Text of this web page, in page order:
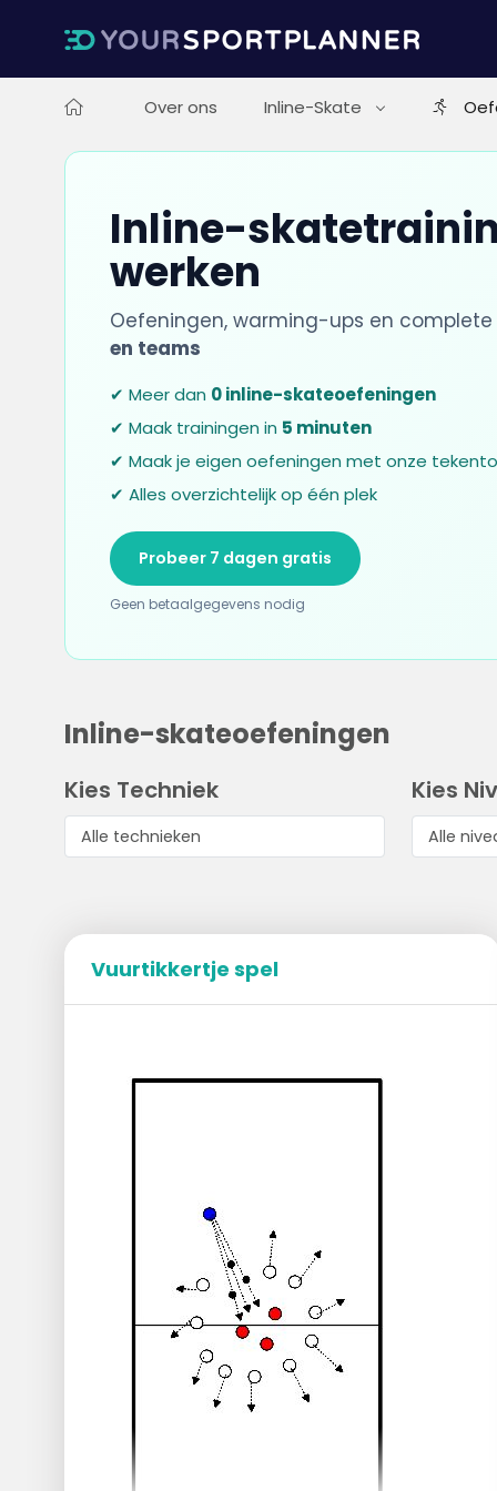
Over ons Inline-Skate
Inline-
werken
Oefeningen, warming-ups en
en teams
✔ Meer dan 0 inline-skateoefeningen
✔ Maak trainingen in 5 minuten
✔ Maak je eigen oefeningen met onze
✔ Alles overzichtelijk op één plek
Probeer 7 dagen gratis
Geen betaalgegevens nodig
Inline-skateoefeningen
Kies Techniek Kies
Vuurtikkertje spel